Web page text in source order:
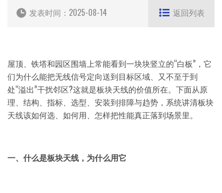
发表时间： 2025-08-14 返回列表
屋顶、铁塔和园区围墙上常能看到一块块竖立的“白板”，它
们为什么能把无线信号定向送到目标区域、又不至于到
处“溢出”干扰邻区?这就是板块天线的价值所在。下面从原
理、结构、指标、选型、安装到排障与趋势，系统讲清板块
天线该如何选、如何用、怎样把性能真正落到场景里。
一、什么是板块天线，为什么用它